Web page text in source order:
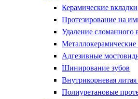
Керамические вкладки
Протезирование на
Удаление сломанного
Адгезивные
Шинирование зубов
Внутрикорневая литая
Полиуретановые